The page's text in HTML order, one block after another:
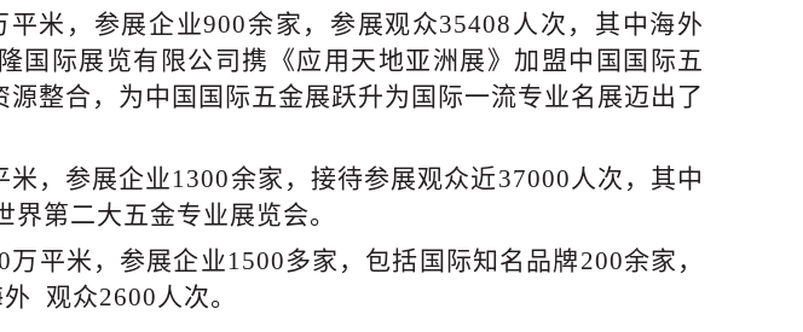
平米，参展企业900余家，参展观众35408人次，其中海外
国际展览有限公司携《应用天地亚洲展》加盟中国国际五
整合，为中国国际五金展跃升为国际一流专业名展迈出了
米，参展企业1300余家，接待参展观众近37000人次，其中
第二大五金专业展览会。
万平米，参展企业1500多家，包括国际知名品牌200余家 ，
观众2600人次。